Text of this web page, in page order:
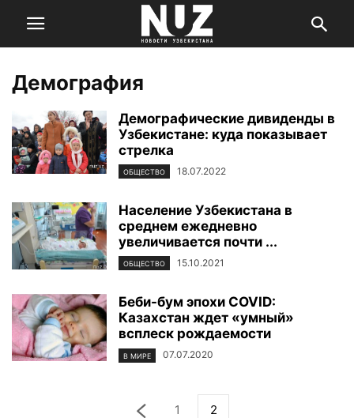
Демография
Демографические дивиденды в
Узбекистане: куда показывает
стрелка
ОБЩЕСТВО 18.07.2022
Население Узбекистана в
среднем ежедневно
увеличивается почти ...
ОБЩЕСТВО 15.10.2021
Беби-бум эпохи COVID:
Казахстан ждет «умный»
всплеск рождаемости
В МИРЕ 07.07.2020
1 2